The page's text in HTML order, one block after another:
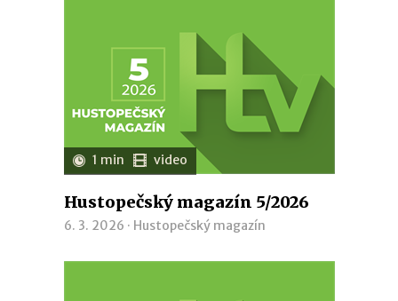
1 min video
Hustopečský magazín 5/2026
6. 3. 2026 · Hustopečský magazín